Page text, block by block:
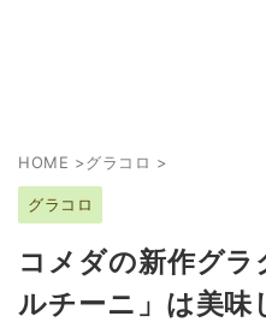
HOME >グラコロ >
グラコロ
コメダの新作グ
ルチーニ」は美味